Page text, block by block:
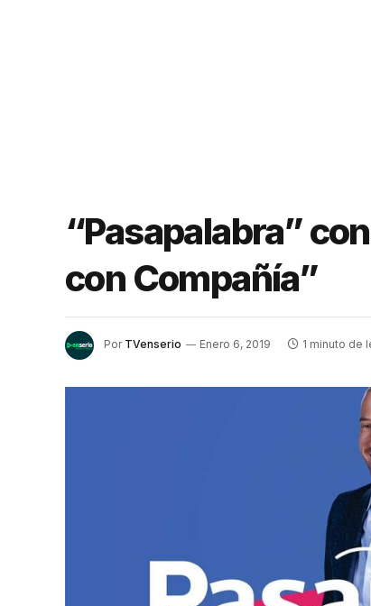
“Pasapalabra”
con Compañía”
Por TVenserio Enero 6, 2019 1 minuto de